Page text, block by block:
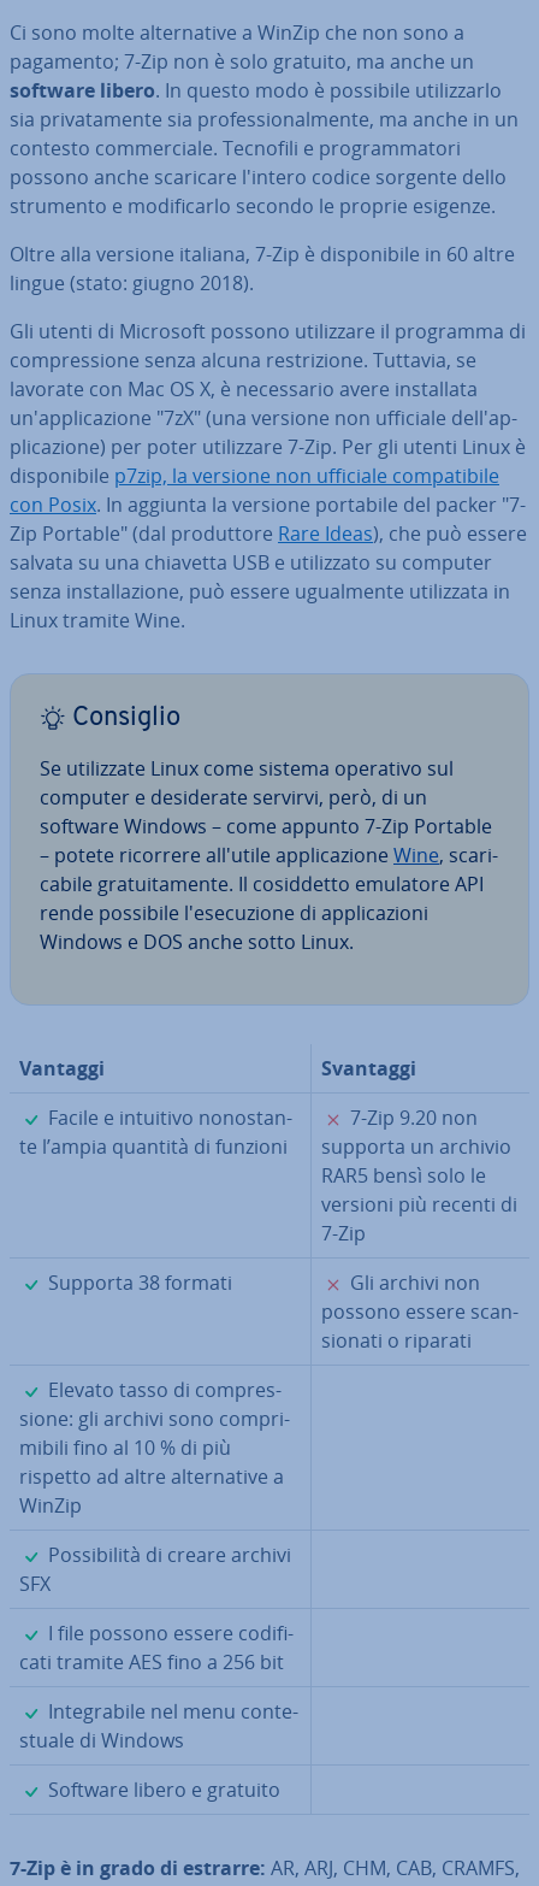
Ci sono molte al­ter­na­ti­ve a WinZip che non sono a
pagamento; 7-Zip non è solo gratuito, ma anche un
software libero. In questo modo è possibile uti­liz­zar­lo
sia pri­va­ta­men­te sia pro­fes­sio­nal­men­te, ma anche in un
contesto com­mer­cia­le. Tecnofili e pro­gram­ma­to­ri
possono anche scaricare l'intero codice sorgente dello
strumento e mo­di­fi­car­lo secondo le proprie esigenze.
Oltre alla versione italiana, 7-Zip è di­spo­ni­bi­le in 60 altre
lingue (stato: giugno 2018).
Gli utenti di Microsoft possono uti­liz­za­re il programma di
com­pres­sio­ne senza alcuna re­stri­zio­ne. Tuttavia, se
lavorate con Mac OS X, è ne­ces­sa­rio avere in­stal­la­ta
un'ap­pli­ca­zio­ne "7zX" (una versione non ufficiale del­l'ap­
pli­ca­zio­ne) per poter uti­liz­za­re 7-Zip. Per gli utenti Linux è
di­spo­ni­bi­le p7zip, la versione non ufficiale com­pa­ti­bi­le
con Posix. In aggiunta la versione portabile del packer "7-
Zip Portable" (dal pro­dut­to­re Rare Ideas), che può essere
salvata su una chiavetta USB e uti­liz­za­to su computer
senza in­stal­la­zio­ne, può essere ugual­men­te uti­liz­za­ta in
Linux tramite Wine.
Consiglio
Se uti­liz­za­te Linux come sistema operativo sul
computer e de­si­de­ra­te servirvi, però, di un
software Windows – come appunto 7-Zip Portable
– potete ricorrere all'utile ap­pli­ca­zio­ne Wine, sca­ri­
ca­bi­le gra­tui­ta­men­te. Il co­sid­det­to emulatore API
rende possibile l'e­se­cu­zio­ne di ap­pli­ca­zio­ni
Windows e DOS anche sotto Linux.
Vantaggi
Svantaggi
✓
Facile e intuitivo no­no­stan­
te l’ampia quantità di funzioni
✗
7-Zip 9.20 non
supporta un archivio
RAR5 bensì solo le
versioni più recenti di
7-Zip
✓
Supporta 38 formati ✗
Gli archivi non
possono essere scan­
sio­na­ti o riparati
✓
Elevato tasso di com­pres­
sio­ne: gli archivi sono com­pri­
mi­bi­li fino al 10 % di più
rispetto ad altre al­ter­na­ti­ve a
WinZip
✓
Pos­si­bi­li­tà di creare archivi
SFX
✓
I file possono essere co­di­fi­
ca­ti tramite AES fino a 256 bit
✓
In­te­gra­bi­le nel menu con­te­
stua­le di Windows
✓
Software libero e gratuito
7-Zip è in grado di estrarre: AR, ARJ, CHM, CAB, CRAMFS,